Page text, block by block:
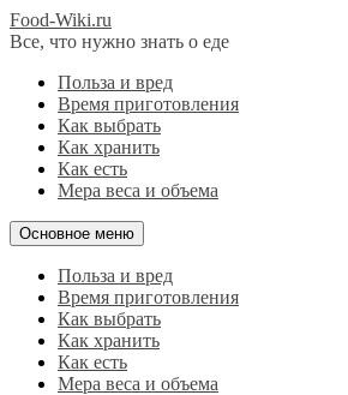
Food-Wiki.ru
Все, что нужно знать о еде
Польза и вред
Время приготовления
Как выбрать
Как хранить
Как есть
Мера веса и объема
Основное меню
Польза и вред
Время приготовления
Как выбрать
Как хранить
Как есть
Мера веса и объема